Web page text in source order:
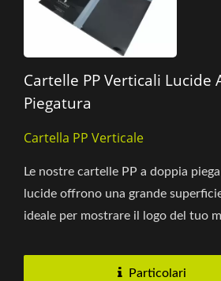
Cartelle PP Verticali Lucide
Piegatura
Cartella PP Verticale
Le nostre cartelle PP a doppia
lucide offrono una grande
ideale per mostrare il logo del tuo
Particolari